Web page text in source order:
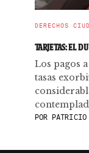
DERECHOS
TARJETAS: EL
Los pagos
tasas
POR PATRICIO